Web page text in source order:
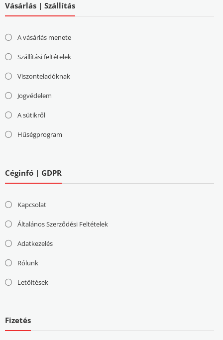
Vásárlás | Szállítás
A vásárlás menete
Szállítási feltételek
Viszonteladóknak
Jogvédelem
A sütikről
Hűségprogram
Céginfó | GDPR
Kapcsolat
Általános Szerződési Feltételek
Adatkezelés
Rólunk
Letöltések
Fizetés